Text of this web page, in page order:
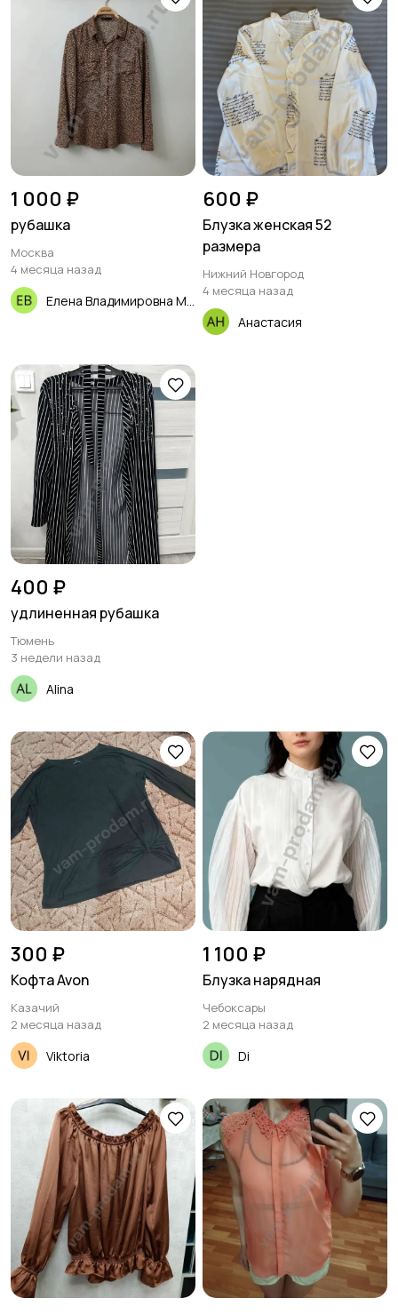
1 000 ₽
рубашка
Москва
4 месяца назад
600 ₽
Блузка женская 52
размера
Нижний Новгород
4 месяца назад
Анастасия
400 ₽
удлиненная рубашка
Тюмень
3 недели назад
Alina
300 ₽
Кофта Avon
Казачий
2 месяца назад
Viktoria
1 100 ₽
Блузка нарядная
Чебоксары
2 месяца назад
Di